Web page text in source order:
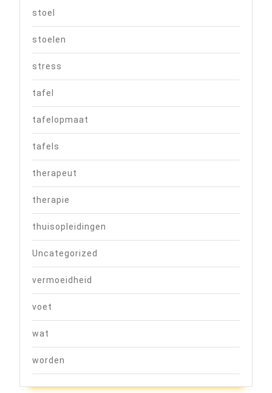
stoel
stoelen
stress
tafel
tafelopmaat
tafels
therapeut
therapie
thuisopleidingen
Uncategorized
vermoeidheid
voet
wat
worden